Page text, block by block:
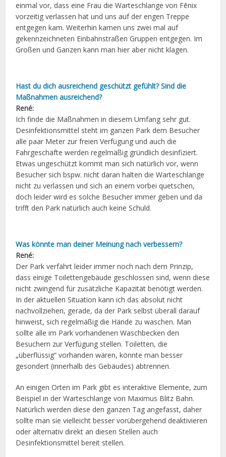
einmal vor, dass eine Frau die Warteschlange von Fēnix
vorzeitig verlassen hat und uns auf der engen Treppe
entgegen kam. Weiterhin kamen uns zwei mal auf
gekennzeichneten Einbahnstraßen Gruppen entgegen. Im
Großen und Ganzen kann man hier aber nicht klagen.
Hast du dich ausreichend geschützt gefühlt? Sind die
Maßnahmen ausreichend?
René:
Ich finde die Maßnahmen in diesem Umfang sehr gut.
Desinfektionsmittel steht im ganzen Park dem Besucher
alle paar Meter zur freien Verfügung und auch die
Fahrgeschäfte werden regelmäßig gründlich desinfiziert.
Etwas ungeschützt kommt man sich natürlich vor, wenn
Besucher sich bspw. nicht daran halten die Warteschlange
nicht zu verlassen und sich an einem vorbei quetschen,
doch leider wird es solche Besucher immer geben und da
trifft den Park natürlich auch keine Schuld.
Was könnte man deiner Meinung nach verbessern?
René:
Der Park verfährt leider immer noch nach dem Prinzip,
dass einige Toilettengebäude geschlossen sind, wenn diese
nicht zwingend für zusätzliche Kapazität benötigt werden.
In der aktuellen Situation kann ich das absolut nicht
nachvollziehen, gerade, da der Park selbst überall darauf
hinweist, sich regelmäßig die Hände zu waschen. Man
sollte alle im Park vorhandenen Waschbecken den
Besuchern zur Verfügung stellen. Toiletten, die
„überflüssig“ vorhanden wären, könnte man besser
gesondert (innerhalb des Gebäudes) abtrennen.
An einigen Orten im Park gibt es interaktive Elemente, zum
Beispiel in der Warteschlange von Maximus Blitz Bahn.
Natürlich werden diese den ganzen Tag angefasst, daher
sollte man sie vielleicht besser vorübergehend deaktivieren
oder alternativ direkt an diesen Stellen auch
Desinfektionsmittel bereit stellen.